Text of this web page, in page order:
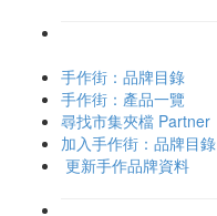
手作街：品牌目錄
手作街：產品一覽
尋找市集夾檔 Partner
加入手作街：品牌目錄
更新手作品牌資料